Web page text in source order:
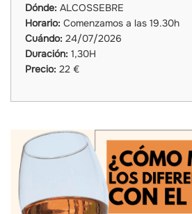
Dónde: ALCOSSEBRE
Horario: Comenzamos a las 19.30h
Cuándo: 24/07/2026
Duración: 1,30H
Precio: 22 €